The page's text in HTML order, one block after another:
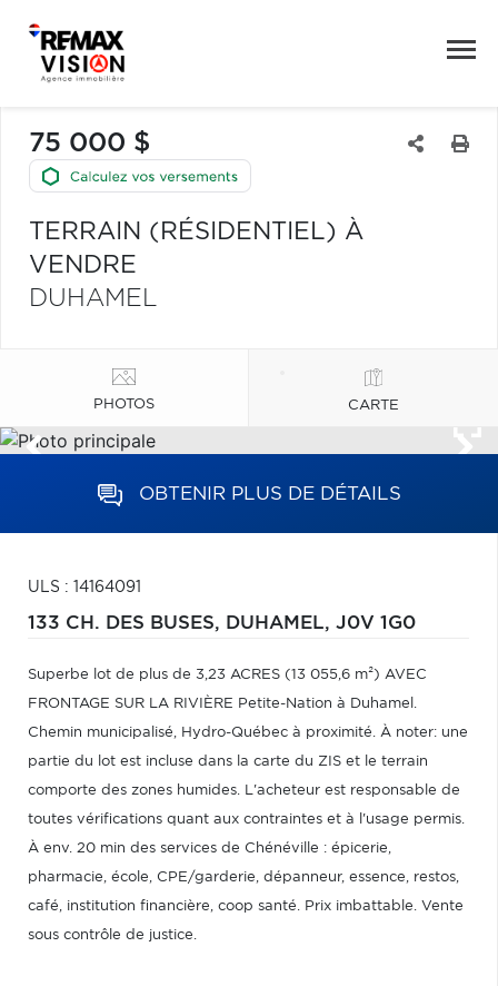
75 000 $
TERRAIN (RÉSIDENTIEL) À
VENDRE
DUHAMEL
PHOTOS CARTE
OBTENIR PLUS DE DÉTAILS
ULS : 14164091
133 CH. DES BUSES, DUHAMEL, J0V 1G0
Superbe lot de plus de 3,23 ACRES (13 055,6 m²) AVEC
FRONTAGE SUR LA RIVIÈRE Petite-Nation à Duhamel.
Chemin municipalisé, Hydro-Québec à proximité. À noter: une
partie du lot est incluse dans la carte du ZIS et le terrain
comporte des zones humides. L'acheteur est responsable de
toutes vérifications quant aux contraintes et à l'usage permis.
À env. 20 min des services de Chénéville : épicerie,
pharmacie, école, CPE/garderie, dépanneur, essence, restos,
café, institution financière, coop santé. Prix imbattable. Vente
sous contrôle de justice.